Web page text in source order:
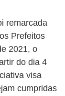
remarcada
Prefeitos
2021, o
do dia 4
visa
cumpridas